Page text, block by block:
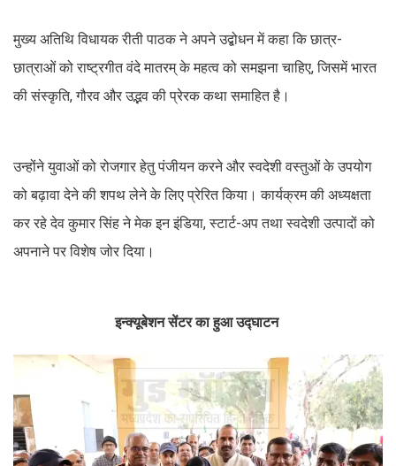
मुख्य अतिथि विधायक रीती पाठक ने अपने उद्बोधन में कहा कि छात्र-
छात्राओं को राष्ट्रगीत वंदे मातरम् के महत्व को समझना चाहिए, जिसमें भारत
की संस्कृति, गौरव और उद्भव की प्रेरक कथा समाहित है।
उन्होंने युवाओं को रोजगार हेतु पंजीयन करने और स्वदेशी वस्तुओं के उपयोग
को बढ़ावा देने की शपथ लेने के लिए प्रेरित किया। कार्यक्रम की अध्यक्षता
कर रहे देव कुमार सिंह ने मेक इन इंडिया, स्टार्ट-अप तथा स्वदेशी उत्पादों को
अपनाने पर विशेष जोर दिया।
इन्क्यूबेशन सेंटर का हुआ उद्घाटन